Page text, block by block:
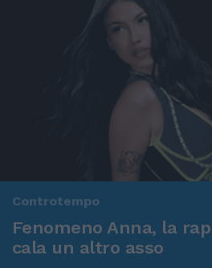
Controtempo
Fenomeno Anna, la
cala un altro asso